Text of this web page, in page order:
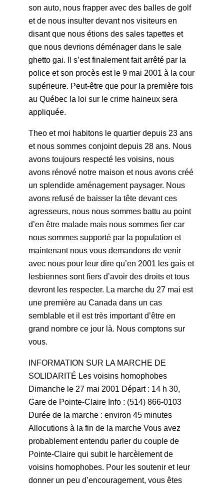
son auto, nous frapper avec des balles de golf
et de nous insulter devant nos visiteurs en
disant que nous étions des sales tapettes et
que nous devrions déménager dans le sale
ghetto gai. Il s’est finalement fait arrêté par la
police et son procès est le 9 mai 2001 à la cour
supérieure. Peut-être que pour la première fois
au Québec la loi sur le crime haineux sera
appliquée.
Theo et moi habitons le quartier depuis 23 ans
et nous sommes conjoint depuis 28 ans. Nous
avons toujours respecté les voisins, nous
avons rénové notre maison et nous avons créé
un splendide aménagement paysager. Nous
avons refusé de baisser la tête devant ces
agresseurs, nous nous sommes battu au point
d’en être malade mais nous sommes fier car
nous sommes supporté par la population et
maintenant nous vous demandons de venir
avec nous pour leur dire qu’en 2001 les gais et
lesbiennes sont fiers d’avoir des droits et tous
devront les respecter. La marche du 27 mai est
une première au Canada dans un cas
semblable et il est très important d’être en
grand nombre ce jour là. Nous comptons sur
vous.
INFORMATION SUR LA MARCHE DE
SOLIDARITÉ Les voisins homophobes
Dimanche le 27 mai 2001 Départ : 14 h 30,
Gare de Pointe-Claire Info : (514) 866-0103
Durée de la marche : environ 45 minutes
Allocutions à la fin de la marche Vous avez
probablement entendu parler du couple de
Pointe-Claire qui subit le harcèlement de
voisins homophobes. Pour les soutenir et leur
donner un peu d’encouragement, vous êtes